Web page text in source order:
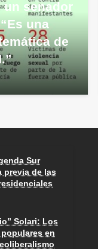
un senador
una
de
Sur
previa de las
Solari: Los
en